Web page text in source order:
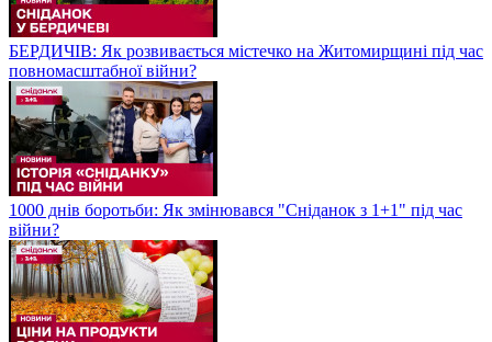
БЕРДИЧІВ: Як розвивається містечко на Житомирщині під час
повномасштабної війни?
1000 днів боротьби: Як змінювався "Сніданок з 1+1" під час
війни?